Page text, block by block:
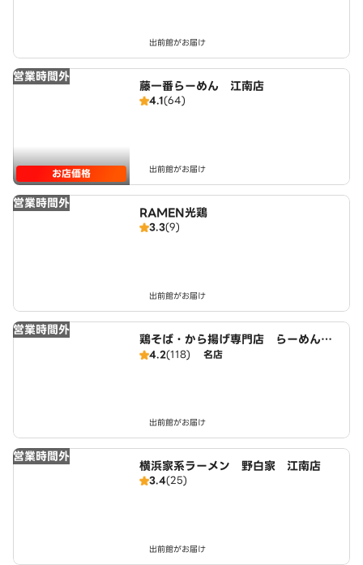
出前館がお届け
営業時間外
お店価格
藤一番らーめん 江南店
4.1(64)
出前館がお届け
営業時間外
RAMEN光鶏
3.3(9)
出前館がお届け
営業時間外
鶏そば・から揚げ専門店 らーめんえ
びす 江南店
4.2(118) 名店
出前館がお届け
営業時間外
横浜家系ラーメン 野白家 江南店
3.4(25)
出前館がお届け